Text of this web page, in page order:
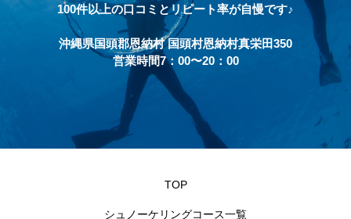
100件以上の口コミとリピート率が自慢です♪
沖縄県国頭郡恩納村 国頭村恩納村真栄田350
営業時間7：00〜20：00
TOP
シュノーケリングコース一覧